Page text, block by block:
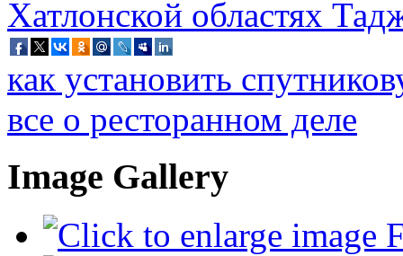
как установить
все о ресторанном деле
Image Gallery